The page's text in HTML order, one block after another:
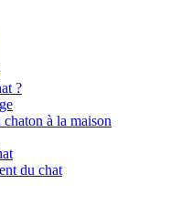
?
à la maison
du chat